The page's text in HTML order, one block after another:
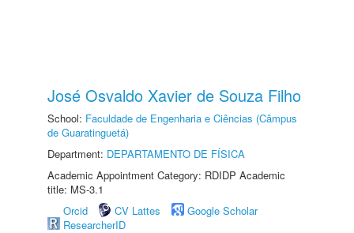
José Osvaldo Xavier de Souza Filho
School: Faculdade de Engenharia e Ciências (Câmpus
de Guaratinguetá)
Department: DEPARTAMENTO DE FÍSICA
Academic Appointment Category: RDIDP Academic
title: MS-3.1
Orcid
CV Lattes
Google Scholar
ResearcherID